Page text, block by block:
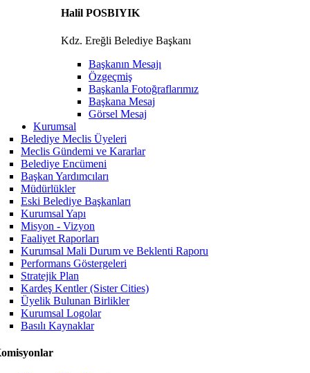
Halil POSBIYIK
Kdz. Ereğli Belediye Başkanı
Başkanın Mesajı
Özgeçmiş
Başkanla Fotoğraflarımız
Başkana Mesaj
Görsel Mesaj
Kurumsal
Belediye Meclis Üyeleri
Meclis Gündemi ve Kararlar
Belediye Encümeni
Başkan Yardımcıları
Müdürlükler
Eski Belediye Başkanları
Kurumsal Yapı
Misyon - Vizyon
Faaliyet Raporları
Kurumsal Mali Durum ve Beklenti Raporu
Performans Göstergeleri
Stratejik Plan
Kardeş Kentler (Sister Cities)
Üyelik Bulunan Birlikler
Kurumsal Logolar
Basılı Kaynaklar